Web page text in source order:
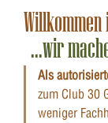
...wir
Als
zum Club 30
weniger